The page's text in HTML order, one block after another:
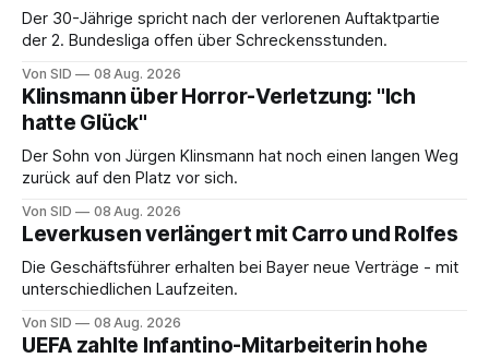
Der 30-Jährige spricht nach der verlorenen Auftaktpartie
der 2. Bundesliga offen über Schreckensstunden.
Von SID 08 Aug. 2026
Klinsmann über Horror-Verletzung: "Ich
hatte Glück"
Der Sohn von Jürgen Klinsmann hat noch einen langen Weg
zurück auf den Platz vor sich.
Von SID 08 Aug. 2026
Leverkusen verlängert mit Carro und Rolfes
Die Geschäftsführer erhalten bei Bayer neue Verträge - mit
unterschiedlichen Laufzeiten.
Von SID 08 Aug. 2026
UEFA zahlte Infantino-Mitarbeiterin hohe